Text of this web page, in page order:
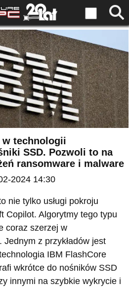
w technologii
SSD. Pozwoli to na
ransomware i malware
2024 14:30
nie tylko usługi pokroju
Copilot. Algorytmy tego typu
coraz szerzej w
z przykładów jest
IBM FlashCore
wkrótce do nośników SSD
innymi na szybkie wykrycie i